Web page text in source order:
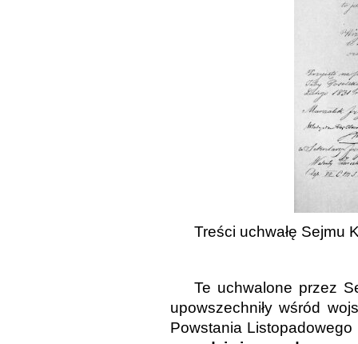
Treści uchwałę Sejmu
Te uchwalone przez
upowszechniły wśród
Powstania